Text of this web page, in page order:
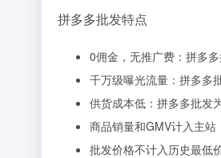
拼多多批发特点
0佣金，无推广费：拼多
千万级曝光流量：拼多多
供货成本低：拼多多批发
商品销量和GMV计入主站
批发价格不计入历史最低